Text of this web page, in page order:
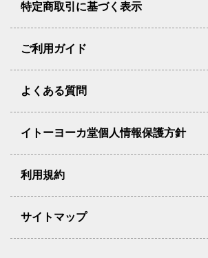
特定商取引に基づく表示
ご利用ガイド
よくある質問
イトーヨーカ堂個人情報保護方針
利用規約
サイトマップ